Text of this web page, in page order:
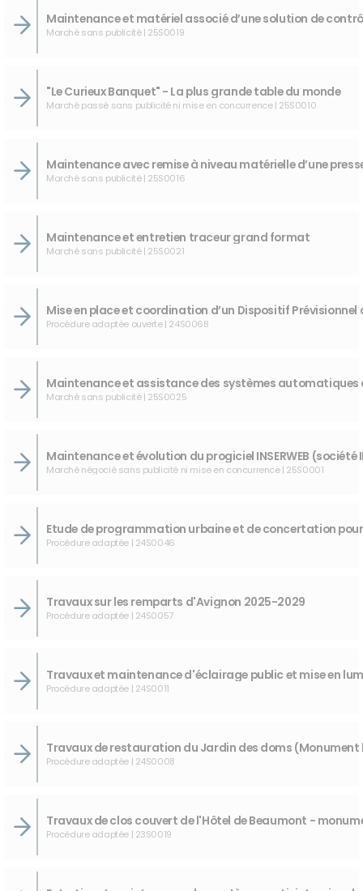
Marché sans publicité | 25S0019
"Le Curieux Banquet" - La plus grande table du monde
Marché passé sans publicité ni mise en concurrence | 25S0010
Marché sans publicité | 25S0016
Maintenance et entretien traceur grand format
Marché sans publicité | 25S0021
Procédure adaptée ouverte | 24S0068
Marché sans publicité | 25S0025
Marché négocié sans publicité ni mise en concurrence | 25S0001
Procédure adaptée | 24S0046
Travaux sur les remparts d'Avignon 2025-2029
Procédure adaptée | 24S0057
Procédure adaptée | 24S0011
Procédure adaptée | 24S0008
Procédure adaptée | 23S0019